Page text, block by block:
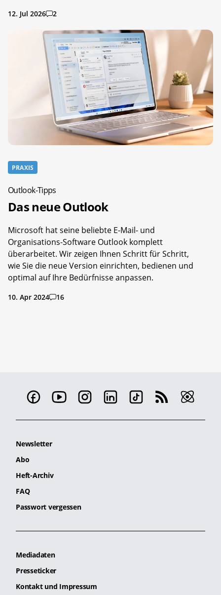
12. Jul 2026 2
PRAXIS
Outlook-Tipps
Das neue Outlook
Microsoft hat seine beliebte E-Mail- und
Organisations-Software Outlook komplett
überarbeitet. Wir zeigen Ihnen Schritt für Schritt,
wie Sie die neue Version einrichten, bedienen und
optimal auf Ihre Bedürfnisse anpassen.
10. Apr 2024 16
Newsletter
Abo
Heft-Archiv
FAQ
Passwort vergessen
Mediadaten
Presseticker
Kontakt und Impressum